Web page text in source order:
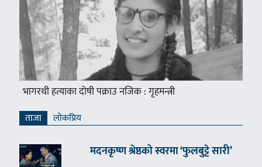
भागरथी हत्याका दोषी पक्राउ नजिक : गृहमन्त्री
ताजा लाेकप्रिय
मदनकृष्ण श्रेष्ठको स्वरमा ‘फुलबुट्टे सारी’